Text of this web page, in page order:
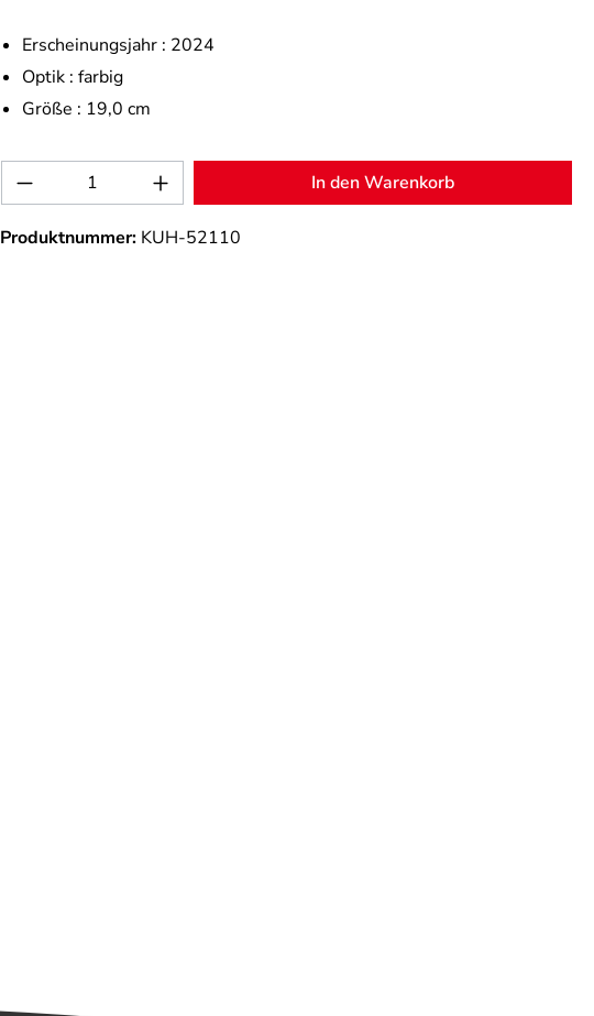
Erscheinungsjahr : 2024
Optik : farbig
Größe : 19,0 cm
Produkt Anzahl: Gib den gewünschten Wert ein
In den Warenkorb
Produktnummer: KUH-52110